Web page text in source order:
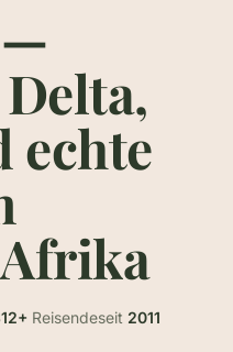
—
echte
Reisendeseit 2011